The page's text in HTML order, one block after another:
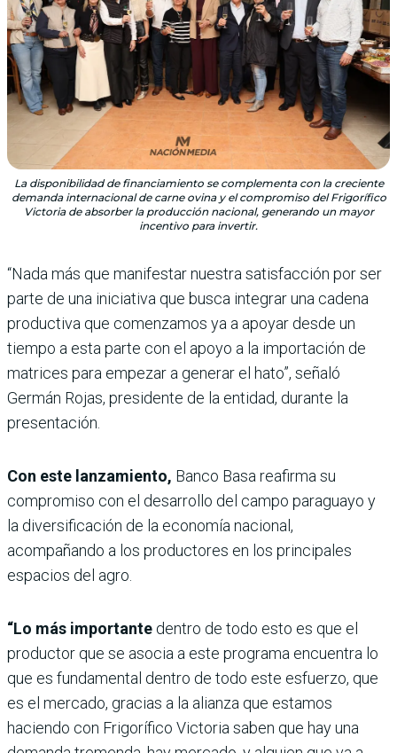
La disponibilidad de financiamiento se complementa con la creciente
demanda internacional de carne ovina y el compromiso del Frigorífico
Victoria de absorber la producción nacional, generando un mayor
incentivo para invertir.
“Nada más que manifestar nuestra satisfacción por ser
parte de una iniciativa que busca integrar una cadena
productiva que comenzamos ya a apoyar desde un
tiempo a esta parte con el apoyo a la importación de
matrices para empezar a generar el hato”, señaló
Germán Rojas, presidente de la entidad, durante la
presentación.
Con este lanzamiento, Banco Basa reafirma su
compromiso con el desarrollo del campo paraguayo y
la diversificación de la economía nacional,
acompañando a los productores en los principales
espacios del agro.
“Lo más importante dentro de todo esto es que el
productor que se asocia a este programa encuentra lo
que es fundamental dentro de todo este esfuerzo, que
es el mercado, gracias a la alianza que estamos
haciendo con Frigorífico Victoria saben que hay una